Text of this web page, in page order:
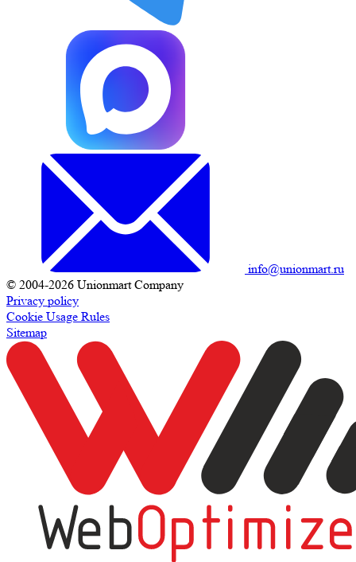
info@unionmart.ru
© 2004-2026 Unionmart Company
Privacy policy
Cookie Usage Rules
Sitemap